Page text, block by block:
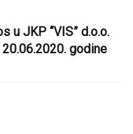
u JKP “VIS” d.o.o.
godine